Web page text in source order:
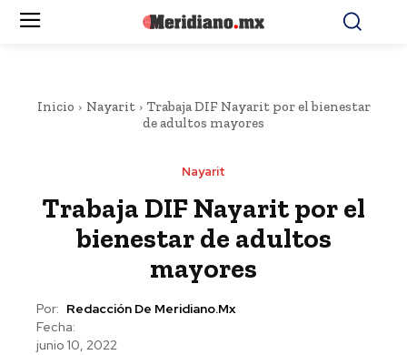
Inicio Nayarit
Trabaja DIF Nayarit por el bienestar
de adultos mayores
Nayarit
Trabaja DIF Nayarit por el
bienestar de adultos
mayores
Por: Redacción De Meridiano.mx
Fecha:
junio 10, 2022